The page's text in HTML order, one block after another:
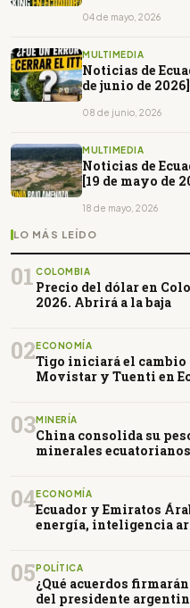
04 de mayo, 2026
MULTIMEDIA
Noticias de
de junio de 2026]
08 de junio, 2026
MULTIMEDIA
Noticias de
[19 de mayo de
18 de mayo, 2026
LO MÁS LEÍDO
01 COLOMBIA
Precio del dólar en
2026. Abrirá a la baja
02ECONOMÍA
Tigo iniciará el cambio
Movistar y Tuenti en
03MINERÍA
China consolida su
minerales ecuatorianos
04ECONOMÍA
Ecuador y Emiratos
energía, inteligencia
05POLÍTICA
¿Qué acuerdos
del presidente